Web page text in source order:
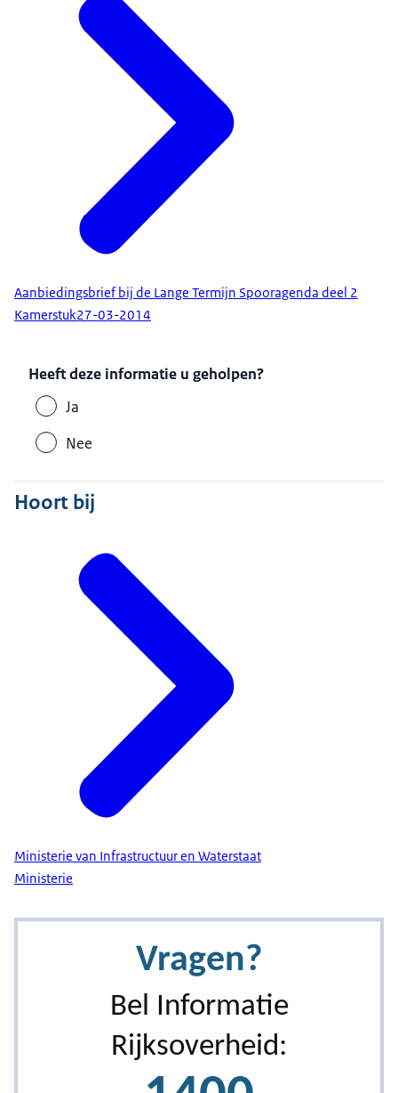
Aanbiedingsbrief bij de Lange Termijn Spooragenda deel 2
Kamerstuk27-03-2014
Heeft deze informatie u geholpen?
Ja
Nee
Hoort bij
Ministerie van Infrastructuur en Waterstaat
Ministerie